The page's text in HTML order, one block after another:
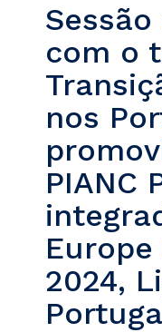
com o
nos
PIANC
Europe
2024,